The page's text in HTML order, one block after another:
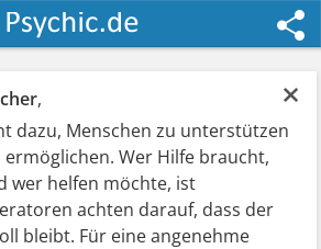
×
,
dazu, Menschen zu unterstützen
Wer Hilfe braucht,
wer helfen möchte, ist
achten darauf, dass der
bleibt. Für eine angenehme